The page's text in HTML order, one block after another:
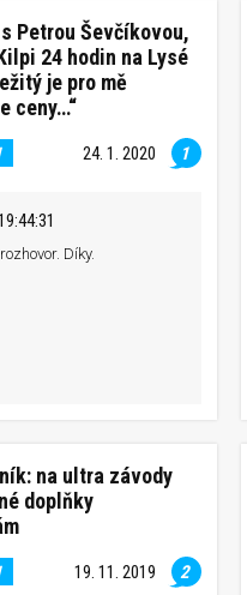
Petrou Ševčíkovou,
24 hodin na Lysé
je pro mě
ceny…“
24. 1. 2020 1
Díky.
na ultra závody
doplňky
19. 11. 2019 2